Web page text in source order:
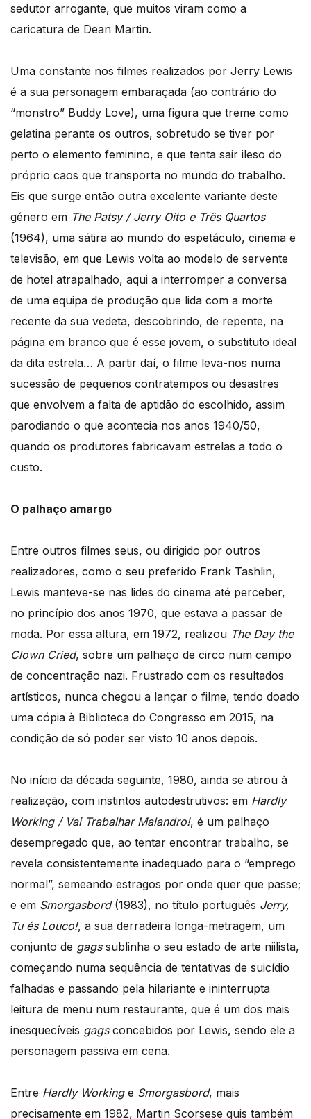
sedutor arrogante, que muitos viram como a
caricatura de Dean Martin.
Uma constante nos filmes realizados por Jerry Lewis
é a sua personagem embaraçada (ao contrário do
“monstro” Buddy Love), uma figura que treme como
gelatina perante os outros, sobretudo se tiver por
perto o elemento feminino, e que tenta sair ileso do
próprio caos que transporta no mundo do trabalho.
Eis que surge então outra excelente variante deste
género em The Patsy / Jerry Oito e Três Quartos
(1964), uma sátira ao mundo do espetáculo, cinema e
televisão, em que Lewis volta ao modelo de servente
de hotel atrapalhado, aqui a interromper a conversa
de uma equipa de produção que lida com a morte
recente da sua vedeta, descobrindo, de repente, na
página em branco que é esse jovem, o substituto ideal
da dita estrela… A partir daí, o filme leva-nos numa
sucessão de pequenos contratempos ou desastres
que envolvem a falta de aptidão do escolhido, assim
parodiando o que acontecia nos anos 1940/50,
quando os produtores fabricavam estrelas a todo o
custo.
O palhaço amargo
Entre outros filmes seus, ou dirigido por outros
realizadores, como o seu preferido Frank Tashlin,
Lewis manteve-se nas lides do cinema até perceber,
no princípio dos anos 1970, que estava a passar de
moda. Por essa altura, em 1972, realizou The Day the
Clown Cried, sobre um palhaço de circo num campo
de concentração nazi. Frustrado com os resultados
artísticos, nunca chegou a lançar o filme, tendo doado
uma cópia à Biblioteca do Congresso em 2015, na
condição de só poder ser visto 10 anos depois.
No início da década seguinte, 1980, ainda se atirou à
realização, com instintos autodestrutivos: em Hardly
Working / Vai Trabalhar Malandro!, é um palhaço
desempregado que, ao tentar encontrar trabalho, se
revela consistentemente inadequado para o “emprego
normal”, semeando estragos por onde quer que passe;
e em Smorgasbord(1983), no título português Jerry,
Tu és Louco!, a sua derradeira longa-metragem, um
conjunto de gags sublinha o seu estado de arte niilista,
começando numa sequência de tentativas de suicídio
falhadas e passando pela hilariante e ininterrupta
leitura de menu num restaurante, que é um dos mais
inesquecíveis gags concebidos por Lewis, sendo ele a
personagem passiva em cena.
Entre Hardly Workinge Smorgasbord, mais
precisamente em 1982, Martin Scorsese quis também